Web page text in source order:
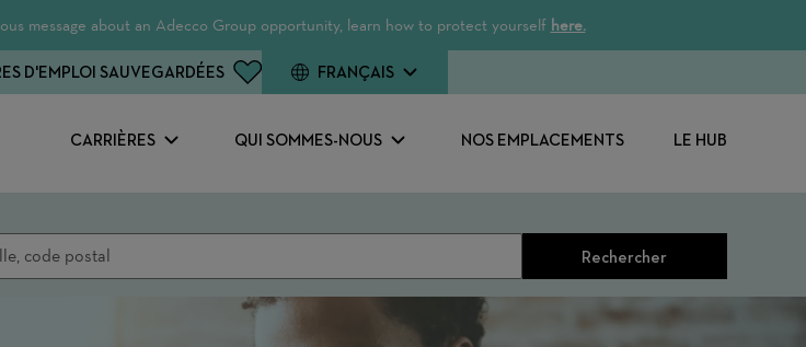
message about an Adecco Group opportunity, learn how to protect yourself here.
CARRIÈRES QUI SOMMES-NOUS NOS EMPLACEMENTS LE HUB
D'EMPLOI SAUVEGARDÉES FRANÇAIS
Rechercher